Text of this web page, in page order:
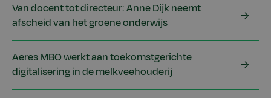
Van docent tot directeur: Anne Dijk neemt
afscheid van het groene onderwijs
Aeres MBO werkt aan toekomstgerichte
digitalisering in de melkveehouderij